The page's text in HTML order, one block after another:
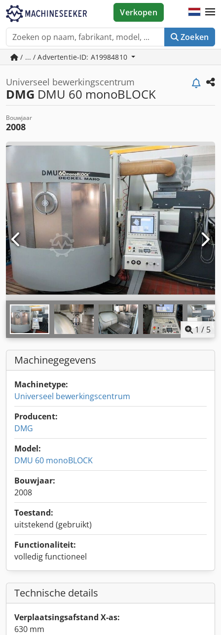
Zoeken
Verkopen
/ ... / Advertentie-ID: A19984810
Universeel bewerkingscentrum
DMG DMU 60 monoBLOCK
Bouwjaar
2008
1 / 5
Machinegegevens
Machinetype:
Universeel bewerkingscentrum
Producent:
DMG
Model:
DMU 60 monoBLOCK
Bouwjaar:
2008
Toestand:
uitstekend (gebruikt)
Functionaliteit:
volledig functioneel
Technische details
Verplaatsingsafstand X-as:
630 mm